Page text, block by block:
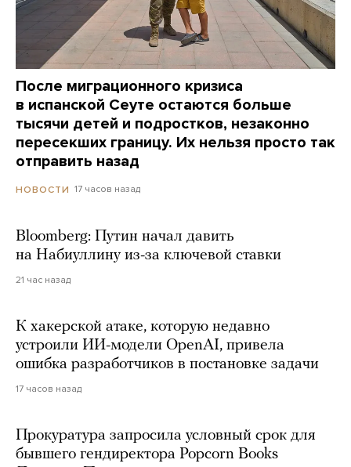
После миграционного кризиса
в испанской Сеуте остаются больше
тысячи детей и подростков, незаконно
пересекших границу. Их нельзя просто так
отправить назад
НОВОСТИ 17 часов назад
Bloomberg: Путин начал давить
на Набиуллину из-за ключевой ставки
21 час назад
К хакерской атаке, которую недавно
устроили ИИ-модели OpenAI, привела
ошибка разработчиков в постановке задачи
17 часов назад
Прокуратура запросила условный срок для
бывшего гендиректора Popcorn Books